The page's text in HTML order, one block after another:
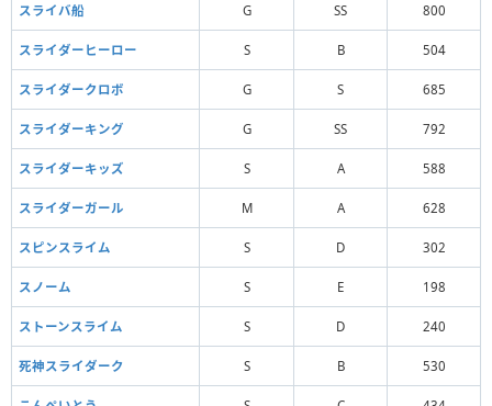
スライバ船 G SS 800
スライダーヒーロー S B 504
スライダークロボ G S 685
スライダーキング G SS 792
スライダーキッズ S A 588
スライダーガール M A 628
スピンスライム S D 302
スノーム S E 198
ストーンスライム S D 240
死神スライダーク S B 530